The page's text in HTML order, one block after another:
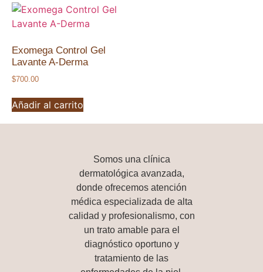
Exomega Control Gel
Lavante A-Derma
$700.00
Añadir al carrito
Somos una clínica
dermatológica avanzada,
donde ofrecemos atención
médica especializada de alta
calidad y profesionalismo, con
un trato amable para el
diagnóstico oportuno y
tratamiento de las